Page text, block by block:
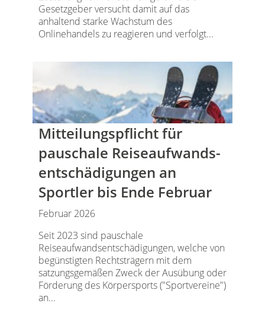
Gesetzgeber versucht damit auf das
anhaltend starke Wachstum des
Onlinehandels zu reagieren und verfolgt...
Mitteilungspflicht für
pauschale Reiseaufwands­
entschädigungen an
Sportler bis Ende Februar
Februar 2026
Seit 2023 sind pauschale
Reiseaufwandsentschädigungen, welche von
begünstigten Rechtsträgern mit dem
satzungsgemäßen Zweck der Ausübung oder
Förderung des Körpersports ("Sportvereine")
an...